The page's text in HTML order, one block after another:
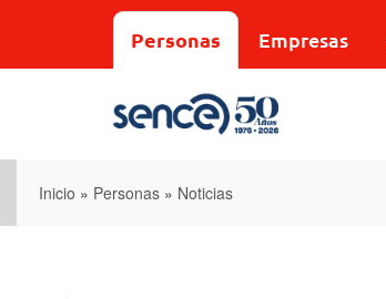
Personas Empresas
Inicio » Personas » Noticias